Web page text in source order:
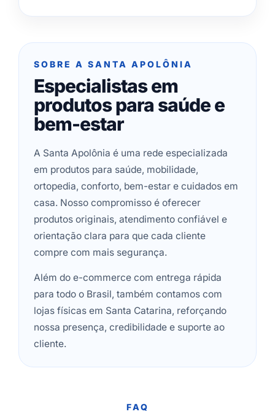
SOBRE A SANTA APOLÔNIA
Especialistas em
produtos para saúde e
bem-estar
A Santa Apolônia é uma rede especializada
em produtos para saúde, mobilidade,
ortopedia, conforto, bem-estar e cuidados em
casa. Nosso compromisso é oferecer
produtos originais, atendimento confiável e
orientação clara para que cada cliente
compre com mais segurança.
Além do e-commerce com entrega rápida
para todo o Brasil, também contamos com
lojas físicas em Santa Catarina, reforçando
nossa presença, credibilidade e suporte ao
cliente.
FAQ